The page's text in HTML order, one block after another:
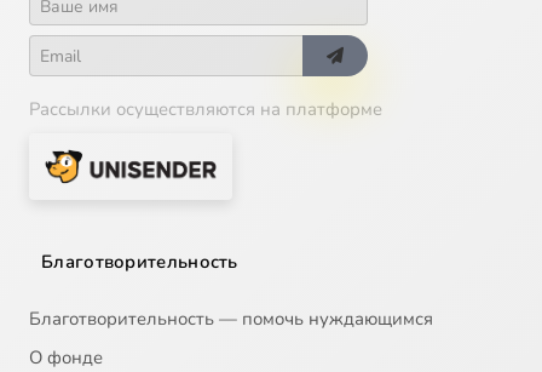
Рассылки осуществляются на платформе
Благотворительность
Благотворительность — помочь нуждающимся
О фонде